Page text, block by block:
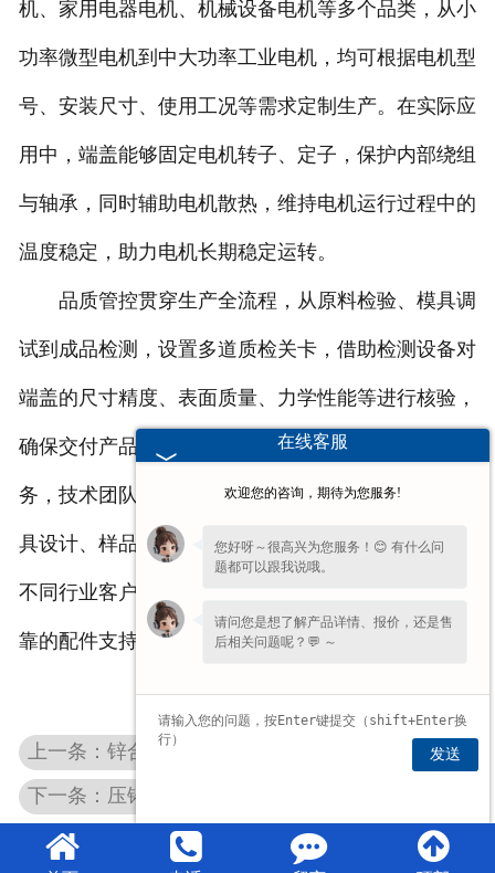
机、家用电器电机、机械设备电机等多个品类，从小
功率微型电机到中大功率工业电机，均可根据电机型
号、安装尺寸、使用工况等需求定制生产。在实际应
用中，端盖能够固定电机转子、定子，保护内部绕组
与轴承，同时辅助电机散热，维持电机运行过程中的
温度稳定，助力电机长期稳定运转。
品质管控贯穿生产全流程，从原料检验、模具调
试到成品检测，设置多道质检关卡，借助检测设备对
端盖的尺寸精度、表面质量、力学性能等进行核验，
确保交付产品符合使用标准。支持来图来样定制服
务，技术团队可根据客户提供的图纸或样品，完成模
具设计、样品试制与批量生产，全程跟进沟通，满足
不同行业客户的个性化需求，为各类电机制造提供可
靠的配件支持。
上一条：锌合金固定架T型吊栓
下一条：压铸铝合金散热器
在线客服
欢迎您的咨询，期待为您服务!
您好呀～很高兴为您服务！😊 有什么问
题都可以跟我说哦。
请问您是想了解产品详情、报价，还是售
后相关问题呢？💬 ～
发送